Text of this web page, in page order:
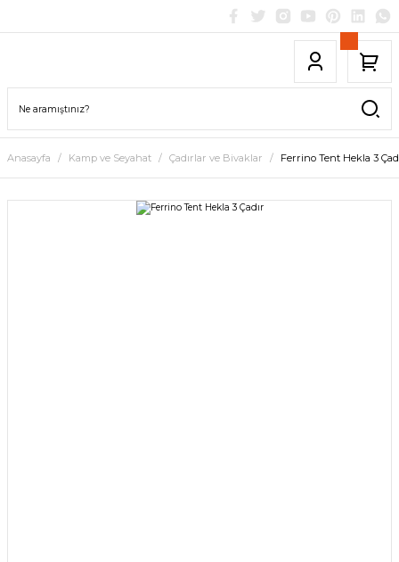
Anasayfa Kamp ve Seyahat Çadırlar ve Bivaklar Ferrino Tent Hekla 3